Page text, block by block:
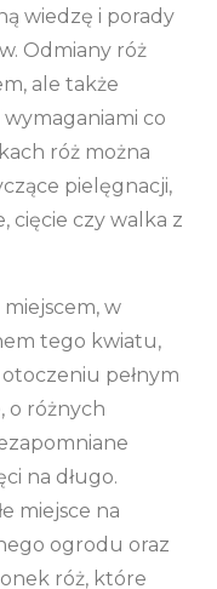
wiedzę i porady
Odmiany róż
ale także
co
róż można
pielęgnacji,
cięcie czy walka z
w
tego kwiatu,
pełnym
o różnych
na długo.
miejsce na
ogrodu oraz
róż, które